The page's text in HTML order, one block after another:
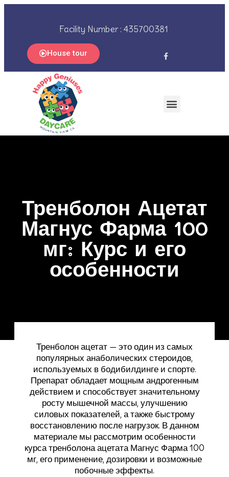
Facility Number : 435700381
House tour
Тренболон Ацетат
Магнус Фарма 100
мг: Курс и его
особенности
Тренболон ацетат — это один из самых
популярных анаболических стероидов,
используемых в бодибилдинге и спорте.
Препарат обладает мощным андрогенным
действием и способствует значительному
росту мышечной массы, улучшению
силовых показателей, а также быстрому
восстановлению после нагрузок. В данном
материале мы рассмотрим особенности
курса тренболона ацетата Магнус Фарма 100
мг, его применение, дозировки и возможные
побочные эффекты.